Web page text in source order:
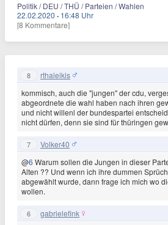
Politik / DEU / THÜ / Parteien / Wahlen
22.02.2020 · 16:48 Uhr
[8 Kommentare]
8 rthaleikis
kommisch, auch die "jungen" der cdu,
abgeordnete die wahl haben nach ihren
und nicht willenl der bundespartei
nicht dürfen, denn sie sind für thüringen
7 Volker40
@6 Warum sollen die Jungen in dieser
Alten ?? Und wenn ich ihre dummen
abgewählt wurde, dann frage ich mich wo
wollen.
6 gabrielefink